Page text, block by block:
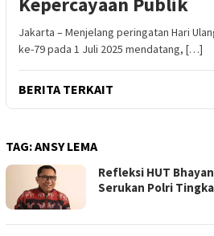
Jakarta – Menjelang peringatan Hari
ke-79 pada 1 Juli 2025 mendatang, […]
BERITA TERKAIT
TAG:ANSY LEMA
Refleksi HUT
Serukan Polri